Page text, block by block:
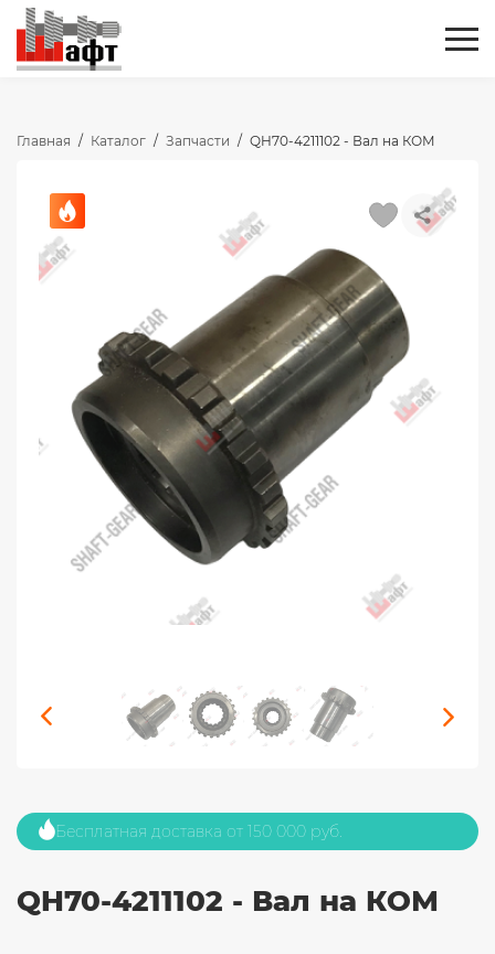
Главная / Каталог / Запчасти / QH70-4211102 - Вал на КОМ
Бесплатная доставка от 150 000 руб.
QH70-4211102 - Вал на КОМ